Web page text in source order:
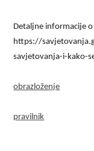
Detaljne informacije
https://
savjetovanja-i-kako-
obrazloženje
pravilnik